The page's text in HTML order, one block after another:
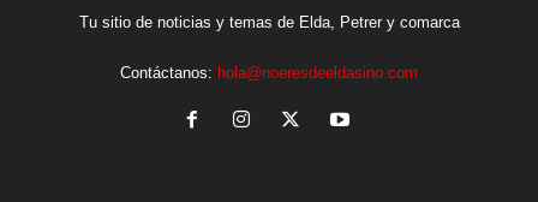
Tu sitio de noticias y temas de Elda, Petrer y comarca
Contáctanos: hola@noeresdeeldasino.com